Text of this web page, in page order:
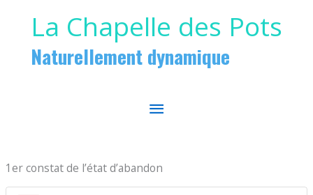
La Chapelle des Pots
Naturellement dynamique
MENU
1er constat de l’état d’abandon